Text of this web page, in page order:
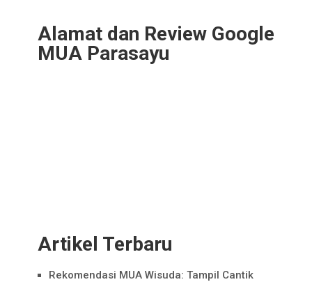
Alamat dan Review Google
MUA Parasayu
Artikel Terbaru
Rekomendasi MUA Wisuda: Tampil Cantik